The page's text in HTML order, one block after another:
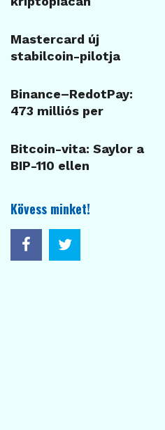
Mastercard új
stabilcoin-pilotja
Binance–RedotPay:
473 milliós per
Bitcoin-vita: Saylor a
BIP-110 ellen
Kövess minket!